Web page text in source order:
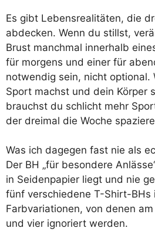
Es gibt Lebensrealitäten, die
abdecken. Wenn du stillst,
Brust manchmal innerhalb
für morgens und einer für
notwendig sein, nicht optional.
Sport machst und dein Körper
brauchst du schlicht mehr
der dreimal die Woche
Was ich dagegen fast nie als
Der BH „für besondere
in Seidenpapier liegt und nie
fünf verschiedene T-Shirt-BHs
Farbvariationen, von denen
und vier ignoriert werden.